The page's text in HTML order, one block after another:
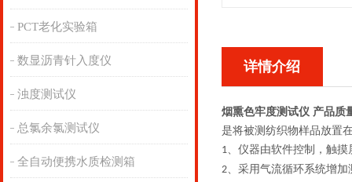
PCT老化实验箱
数显沥青针入度仪
浊度测试仪
总氯余氯测试仪
全自动便携水质检测箱
详情介绍
烟熏色牢度测试仪 产品质
是将被测纺织物样品放置
1、仪器由软件控制，触
2、采用气流循环系统增